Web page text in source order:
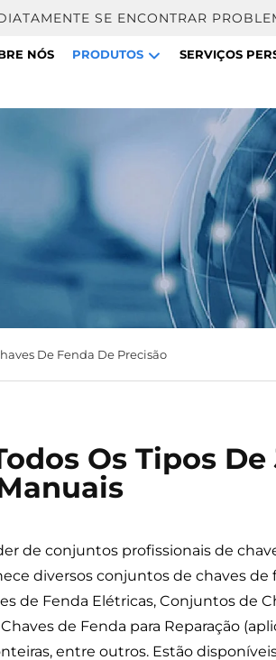
SE ENCONTRAR
NÓS PRODUTOS SERVIÇOS
De Fenda De Precisão
Os Tipos
de conjuntos profissionais de
diversos conjuntos de chaves
de Fenda Elétricas, Conjuntos de
de Fenda para Reparação
entre outros. Estão